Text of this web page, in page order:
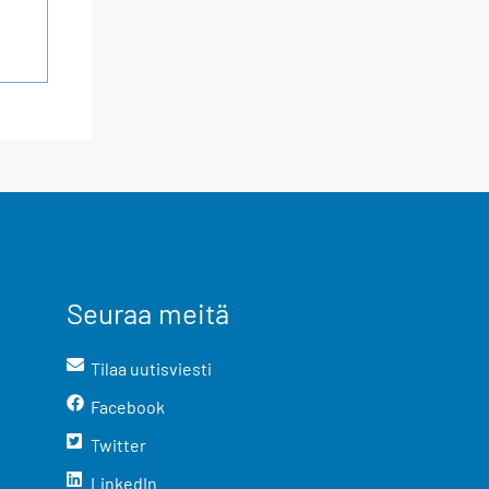
Seuraa meitä
Tilaa uutisviesti
Facebook
Twitter
LinkedIn